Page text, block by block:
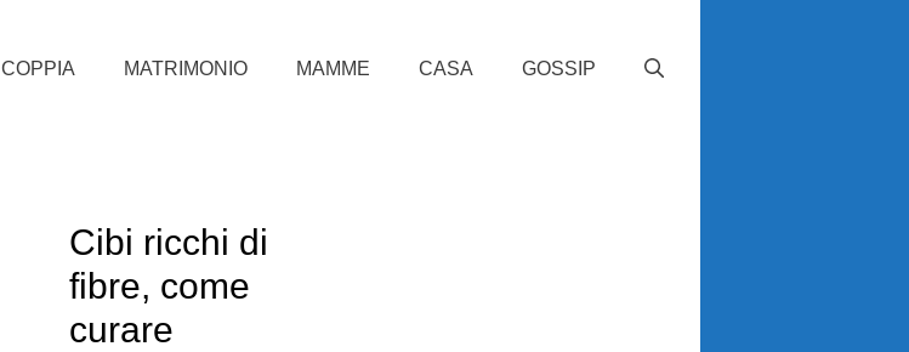
COPPIA MATRIMONIO MAMME CASA GOSSIP
Cibi ricchi di
fibre, come
curare